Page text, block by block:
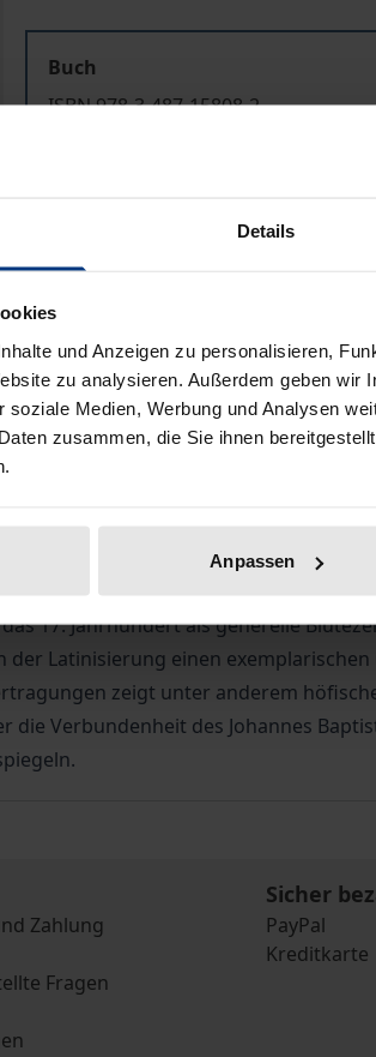
Details
und Anzeigen zu personalisieren,
zu analysieren. Außerdem geben wir
soziale Medien, Werbung und Analysen
zusammen, die Sie ihnen
Anpassen
Buch
ISBN 978-3-487-15808-2
Preisangaben inkl. MwSt. Abhängig von
liberata durfte eine
von Scipio Gentilis, der
17. Jahrhundert als generelle
Latinisierung einen
zeigt unter anderem
Verbundenheit des Johannes
Zahlung
Fragen
Sicher
PayPal
Kreditkarte